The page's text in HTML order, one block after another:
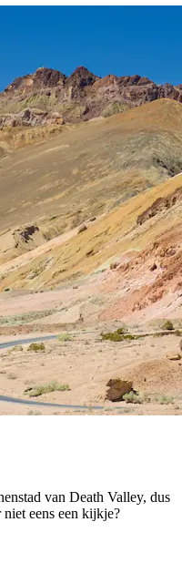
van Death Valley, dus
eens een kijkje?